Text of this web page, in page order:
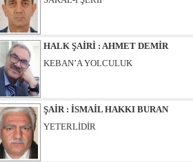
KEBAN’A YOLCULUK
ŞAİR : İSMAİL HAKKI BURAN
YETERLİDİR
EĞİTİMCİ - ŞAİR : MUSTAFA ERGAN
KADIN VAR